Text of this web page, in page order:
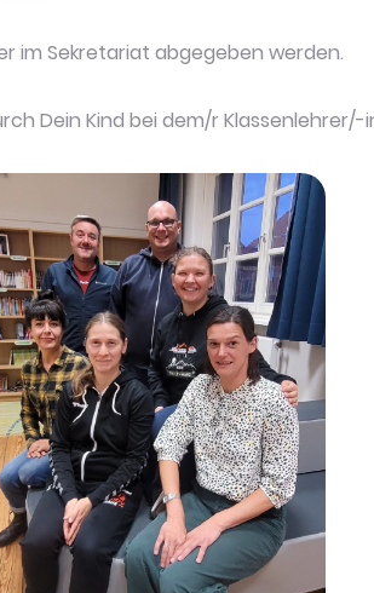
im Sekretariat abgegeben werden.
Dein Kind bei dem/r Klassenlehrer/-